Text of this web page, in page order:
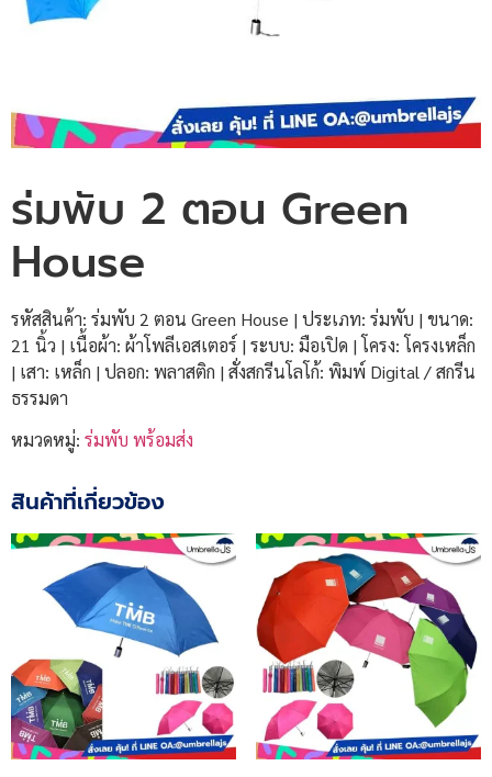
ร่มพับ 2 ตอน Green
House
รหัสสินค้า: ร่มพับ 2 ตอน Green House | ประเภท: ร่มพับ | ขนาด:
21 นิ้ว | เนื้อผ้า: ผ้าโพลีเอสเตอร์ | ระบบ: มือเปิด | โครง: โครงเหล็ก
| เสา: เหล็ก | ปลอก: พลาสติก | สั่งสกรีนโลโก้: พิมพ์ Digital / สกรีน
ธรรมดา
หมวดหมู่: ร่มพับ พร้อมส่ง
สินค้าที่เกี่ยวข้อง